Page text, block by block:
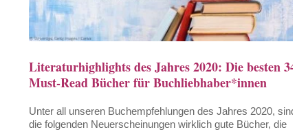
Literaturhighlights des Jahres 2020: Die besten 34
Must-Read Bücher für Buchliebhaber*innen
Unter all unseren Buchempfehlungen des Jahres 2020, sind
die folgenden Neuerscheinungen wirklich gute Bücher, die